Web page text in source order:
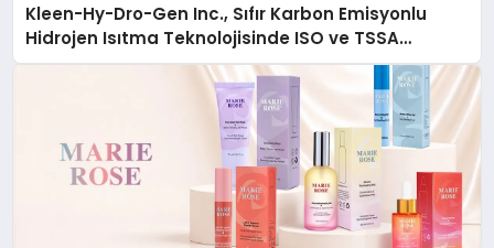
Kleen-Hy-Dro-Gen Inc., Sıfır Karbon Emisyonlu
Hidrojen Isıtma Teknolojisinde ISO ve TSSA
Düzenleyici Onaylarını Aldı